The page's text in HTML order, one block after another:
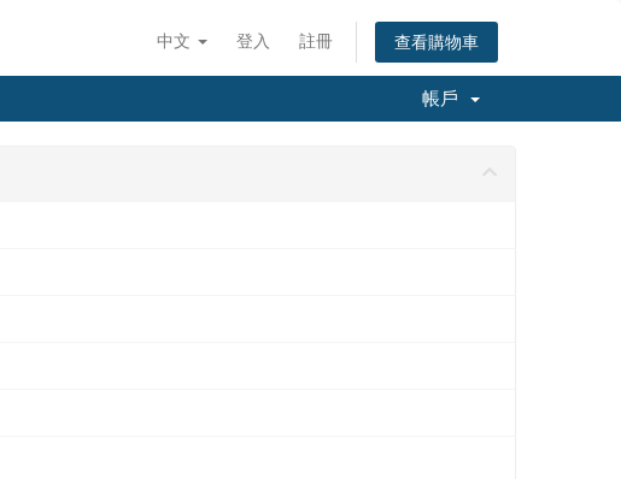
中文 登入 註冊 查看購物車
帳戶